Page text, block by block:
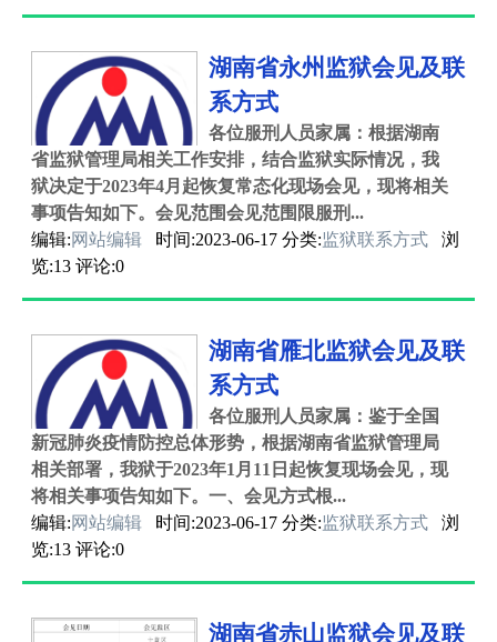
湖南省永州监狱会见及联
系方式
各位服刑人员家属：根据湖南
省监狱管理局相关工作安排，结合监狱实际情况，我
狱决定于2023年4月起恢复常态化现场会见，现将相关
事项告知如下。会见范围会见范围限服刑...
编辑:网站编辑 时间:2023-06-17 分类:监狱联系方式
浏
览:13 评论:0
湖南省雁北监狱会见及联
系方式
各位服刑人员家属：鉴于全国
新冠肺炎疫情防控总体形势，根据湖南省监狱管理局
相关部署，我狱于2023年1月11日起恢复现场会见，现
将相关事项告知如下。一、会见方式根...
编辑:网站编辑 时间:2023-06-17 分类:监狱联系方式
浏
览:13 评论:0
湖南省赤山监狱会见及联